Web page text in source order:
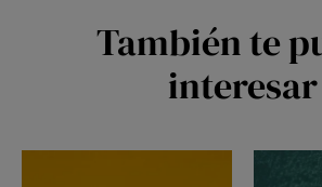
También te
interesar